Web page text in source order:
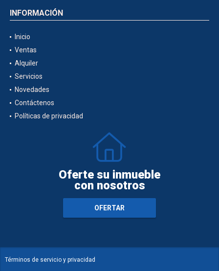
INFORMACIÓN
Inicio
Ventas
Alquiler
Servicios
Novedades
Contáctenos
Políticas de privacidad
Oferte su inmueble
con nosotros
OFERTAR
Términos de servicio y privacidad